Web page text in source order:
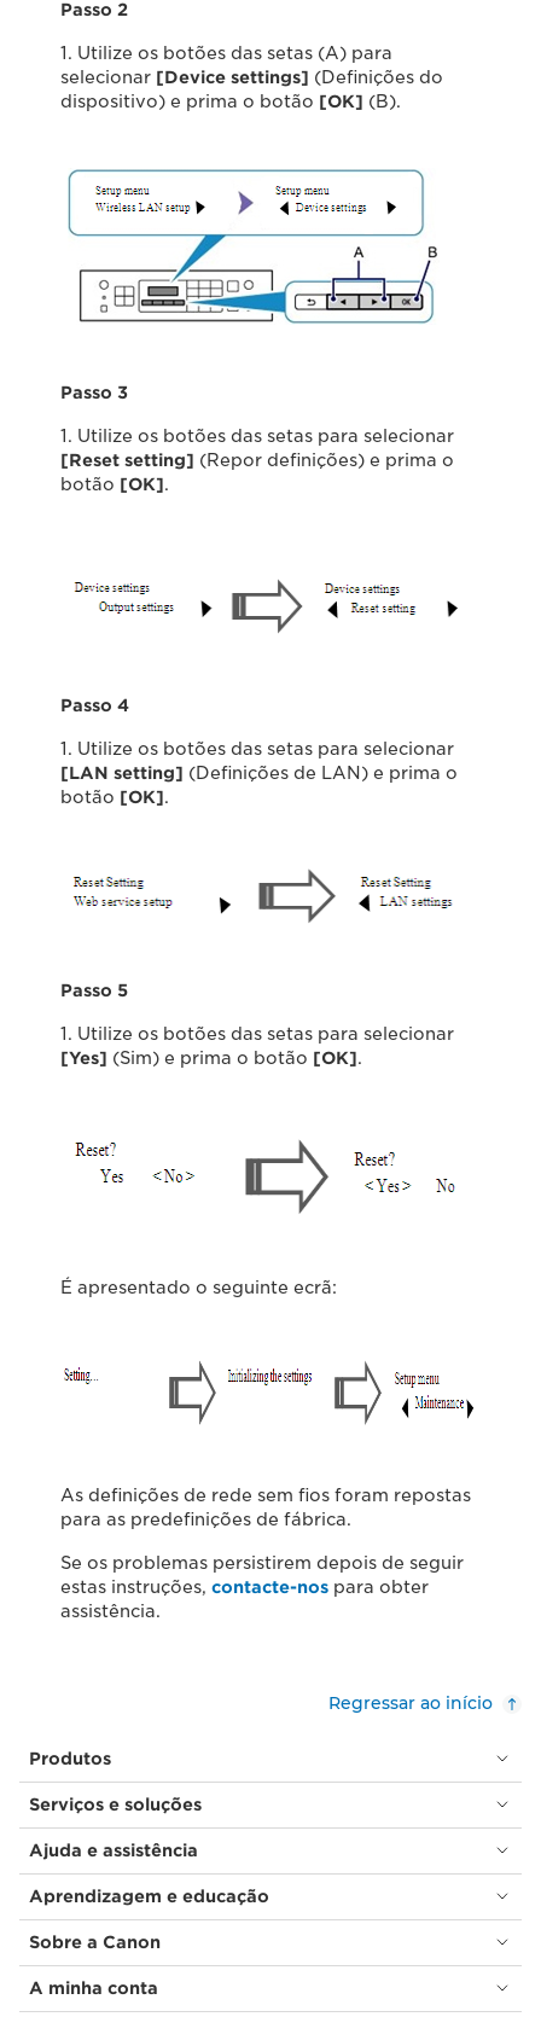
Passo 2
1. Utilize os botões das setas (A) para
selecionar [Device settings] (Definições do
dispositivo) e prima o botão [OK] (B).
Passo 3
1. Utilize os botões das setas para selecionar
[Reset setting] (Repor definições) e prima o
botão [OK].
Passo 4
1. Utilize os botões das setas para selecionar
[LAN setting] (Definições de LAN) e prima o
botão [OK].
Passo 5
1. Utilize os botões das setas para selecionar
[Yes] (Sim) e prima o botão [OK].
É apresentado o seguinte ecrã:
As definições de rede sem fios foram repostas
para as predefinições de fábrica.
Se os problemas persistirem depois de seguir
estas instruções, contacte-nos para obter
assistência.
Regressar ao início
Produtos
Serviços e soluções
Ajuda e assistência
Aprendizagem e educação
Sobre a Canon
A minha conta